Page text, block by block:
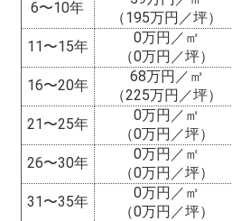
6〜10年
（195万円／坪）
11〜15年
0万円／㎡
（0万円／坪）
16〜20年
68万円／㎡
（225万円／坪）
21〜25年
0万円／㎡
（0万円／坪）
26〜30年
0万円／㎡
（0万円／坪）
31〜35年
0万円／㎡
（0万円／坪）